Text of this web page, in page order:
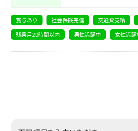
賞与あり 社会保険完備 交通費支給
残業月20時間以内
男性活躍中 女性活躍